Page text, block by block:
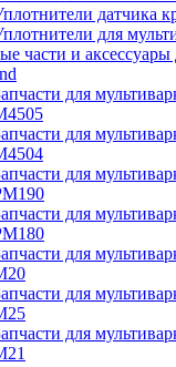
датчика
для
части и аксессуары
для
для
для
для
для
для
для